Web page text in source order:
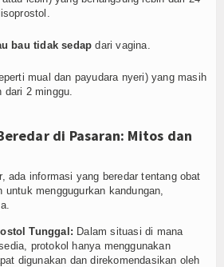
bau tidak sedap dari vagina.
mual dan payudara nyeri) yang masih
2 minggu.
di Pasaran: Mitos dan
ada informasi yang beredar tentang obat
menggugurkan kandungan,
Tunggal: Dalam situasi di mana
protokol hanya menggunakan
digunakan dan direkomendasikan oleh